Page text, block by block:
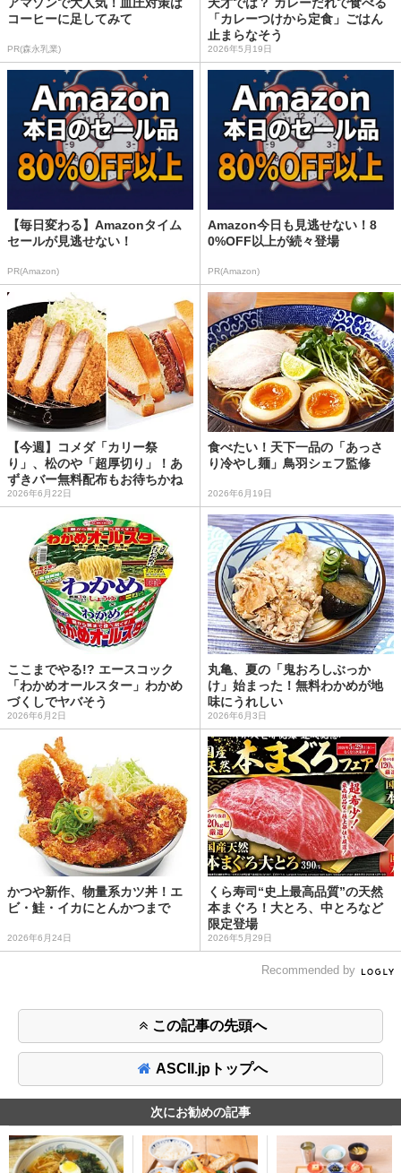
アマゾンで大人気！血圧対策は
コーヒーに足してみて
PR(森永乳業)
天才では？ カレーだれで食べる
「カレーつけから定食」ごはん
止まらなそう
2026年5月19日
【毎日変わる】Amazonタイム
セールが見逃せない！
PR(Amazon)
Amazon今日も見逃せない！8
0%OFF以上が続々登場
PR(Amazon)
【今週】コメダ「カリー祭
り」、松のや「超厚切り」！あ
ずきバー無料配布もお待ちかね
2026年6月22日
食べたい！天下一品の「あっさ
り冷やし麺」鳥羽シェフ監修
2026年6月19日
ここまでやる!? エースコック
「わかめオールスター」わかめ
づくしでヤバそう
2026年6月2日
丸亀、夏の「鬼おろしぶっか
け」始まった！無料わかめが地
味にうれしい
2026年6月3日
かつや新作、物量系カツ丼！エ
ビ・鮭・イカにとんかつまで
2026年6月24日
くら寿司“史上最高品質”の天然
本まぐろ！大とろ、中とろなど
限定登場
2026年5月29日
Recommended by
この記事の先頭へ
ASCII.jpトップへ
次にお勧めの記事